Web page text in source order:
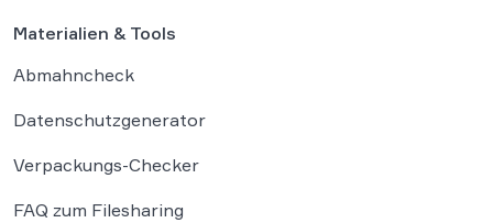
Materialien & Tools
Abmahncheck
Datenschutzgenerator
Verpackungs-Checker
FAQ zum Filesharing